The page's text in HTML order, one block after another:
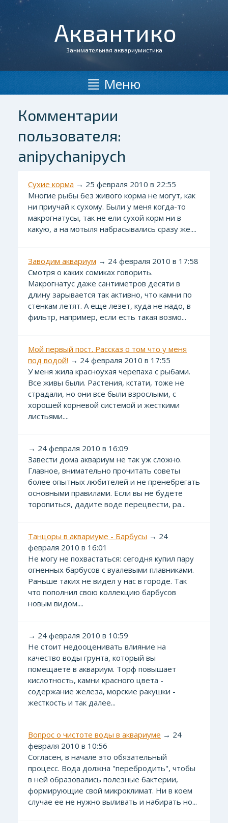
Аквантико
Занимательная аквариумистика
Меню
Комментарии
пользователя:
anipychanipych
Сухие корма → 25 февраля 2010 в 22:55
Многие рыбы без живого корма не могут, как
ни приучай к сухому. Были у меня когда-то
макрогнатусы, так не ели сухой корм ни в
какую, а на мотыля набрасывались сразу же....
Заводим аквариум → 24 февраля 2010 в 17:58
Смотря о каких сомиках говорить.
Макрогнатус даже сантиметров десяти в
длину зарывается так активно, что камни по
стенкам летят. А еще лезет, куда не надо, в
фильтр, например, если есть такая возмо...
Мой первый пост. Рассказ о том что у меня
под водой! → 24 февраля 2010 в 17:55
У меня жила красноухая черепаха с рыбами.
Все живы были. Растения, кстати, тоже не
страдали, но они все были взрослыми, с
хорошей корневой системой и жесткими
листьями....
→ 24 февраля 2010 в 16:09
Завести дома аквариум не так уж сложно.
Главное, внимательно прочитать советы
более опытных любителей и не пренебрегать
основными правилами. Если вы не будете
торопиться, дадите воде перецвести, ра...
Танцоры в аквариуме - Барбусы → 24
февраля 2010 в 16:01
Не могу не похвастаться: сегодня купил пару
огненных барбусов с вуалевыми плавниками.
Раньше таких не видел у нас в городе. Так
что пополнил свою коллекцию барбусов
новым видом....
→ 24 февраля 2010 в 10:59
Не стоит недооценивать влияние на
качество воды грунта, который вы
помещаете в аквариум. Торф повышает
кислотность, камни красного цвета -
содержание железа, морские ракушки -
жесткость и так далее...
Вопрос о чистоте воды в аквариуме → 24
февраля 2010 в 10:56
Согласен, в начале это обязательный
процесс. Вода должна "перебродить", чтобы
в ней образовались полезные бактерии,
формирующие свой микроклимат. Ни в коем
случае ее не нужно выливать и набирать но...